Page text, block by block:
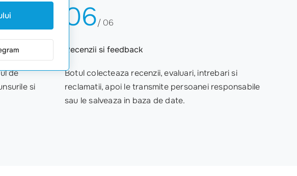
de
si
06/ 06
Recenzii si feedback
Botul colecteaza recenzii, evaluari, intrebari si
reclamatii, apoi le transmite persoanei responsabile
sau le salveaza in baza de date.